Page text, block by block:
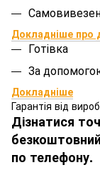
Докладніше про
Готівка
За
Докладніше
Гарантія від
Дізнатися
по телефону.